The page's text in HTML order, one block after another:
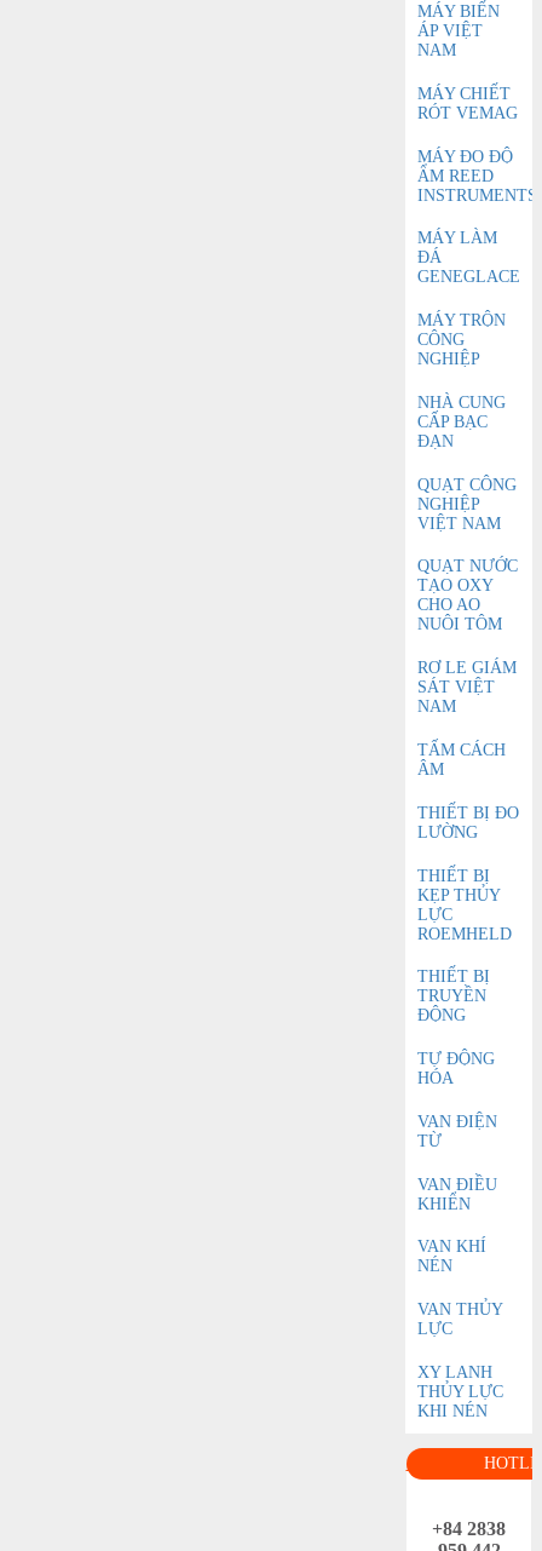
MÁY BIẾN
ÁP VIỆT
NAM
MÁY CHIẾT
RÓT VEMAG
MÁY ĐO ĐỘ
ẨM REED
INSTRUMENTS
MÁY LÀM
ĐÁ
GENEGLACE
MÁY TRỘN
CÔNG
NGHIỆP
NHÀ CUNG
CẤP BẠC
ĐẠN
QUẠT CÔNG
NGHIỆP
VIỆT NAM
QUẠT NƯỚC
TẠO OXY
CHO AO
NUÔI TÔM
RƠ LE GIÁM
SÁT VIỆT
NAM
TẤM CÁCH
ÂM
THIẾT BỊ ĐO
LƯỜNG
THIẾT BỊ
KẸP THỦY
LỰC
ROEMHELD
THIẾT BỊ
TRUYỀN
ĐỘNG
TỰ ĐỘNG
HÓA
VAN ĐIỆN
TỪ
VAN ĐIỀU
KHIỂN
VAN KHÍ
NÉN
VAN THỦY
LỰC
XY LANH
THỦY LỰC
KHI NÉN
+84 2838